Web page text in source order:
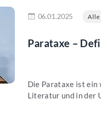
06.01.2025 Alle
Parataxe –
Die Parataxe ist ein
Literatur und in der